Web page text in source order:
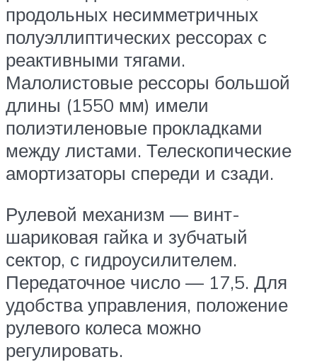
продольных несимметричных
полуэллиптических рессорах с
реактивными тягами.
Малолистовые рессоры большой
длины (1550 мм) имели
полиэтиленовые прокладками
между листами. Телескопические
амортизаторы спереди и сзади.
Рулевой механизм — винт-
шариковая гайка и зубчатый
сектор, с гидроусилителем.
Передаточное число — 17,5. Для
удобства управления, положение
рулевого колеса можно
регулировать.